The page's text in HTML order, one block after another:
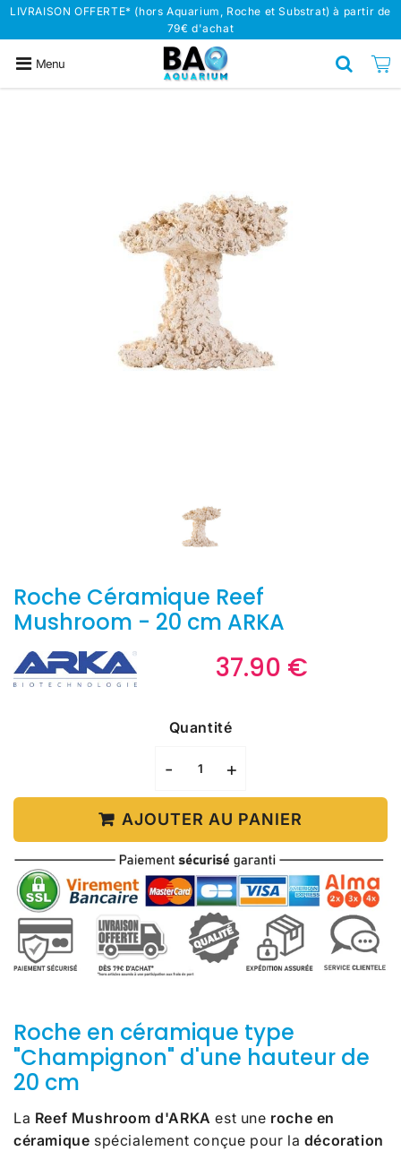
LIVRAISON OFFERTE* (hors Aquarium, Roche et Substrat) à partir de
79€ d'achat
Menu
Roche Céramique Reef
Mushroom - 20 cm ARKA
37.90 €
Quantité
- +
AJOUTER AU PANIER
Roche en céramique type
"Champignon" d'une hauteur de
20 cm
La Reef Mushroom d'ARKA est une roche en
céramique spécialement conçue pour la décoration